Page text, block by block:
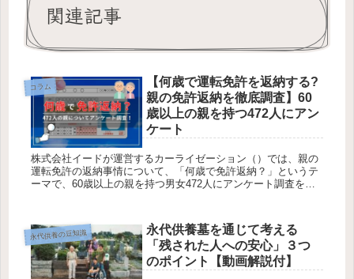
関連記事
コラム
【何歳で運転免許を返納する?
親の免許返納を徹底調査】60
歳以上の親を持つ472人にアン
ケート
株式会社イードが運営するカーライゼーション（）では、親の
運転免許の返納事情について、「何歳で免許返納？」というテ
ーマで、60歳以上の親を持つ男女472人にアンケート調査を実
永代供養の豆知識
永代供養墓を通じて考える
「残された人への安心」３つ
のポイント【動画解説付】